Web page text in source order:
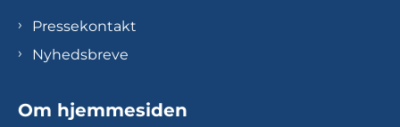
Pressekontakt
Nyhedsbreve
Om hjemmesiden